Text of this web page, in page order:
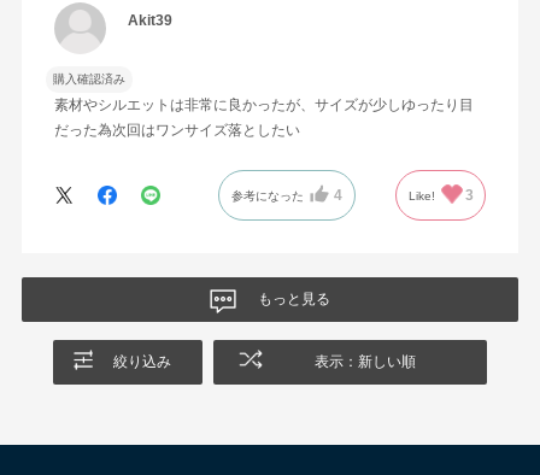
Akit39
購入確認済み
素材やシルエットは非常に良かったが、サイズが少しゆったり目
だった為次回はワンサイズ落としたい
参考になった 4 Like! 3
もっと見る
絞り込み 表示：新しい順